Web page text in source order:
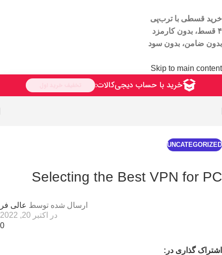
خرید قسطی با ترب‌پی
۴ قسط، بدون کارمزد
بدون ضامن، بدون سود
Skip to main content
UNCATEGORIZED
Selecting the Best VPN for PC
ارسال شده توسط عالی فر
در اکتبر 20, 2022
0
اشتراک گذاری در: